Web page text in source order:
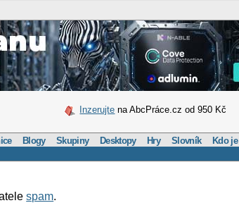
Inzerujte na AbcPráce.cz od 950 Kč
Blogy Skupiny Desktopy Hry Slovník Kdo je
spam.